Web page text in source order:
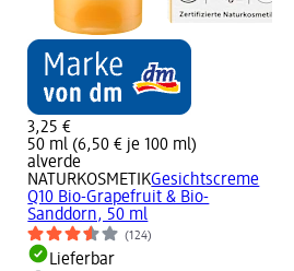
3,25 €
50 ml (6,50 € je 100 ml)
alverde
NATURKOSMETIKGesichtscreme
Q10 Bio-Grapefruit & Bio-
Sanddorn, 50 ml
(124)
Lieferbar